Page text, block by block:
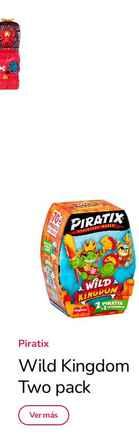
Piratix
Wild Kingdom
Two pack
Ver más